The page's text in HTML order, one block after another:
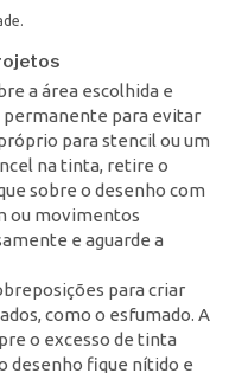
a área escolhida e
permanente para evitar
para stencil ou um
na tinta, retire o
sobre o desenho com
ou movimentos
e aguarde a
para criar
como o esfumado. A
o excesso de tinta
desenho fique nítido e